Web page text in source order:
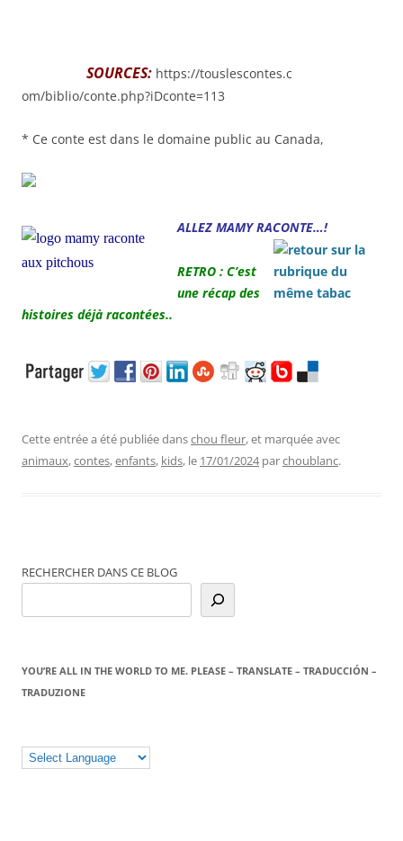
SOURCES: https://touslescontes.c
om/biblio/conte.php?iDconte=113
* Ce conte est dans le domaine public au Canada,
ALLEZ MAMY RACONTE…!
RETRO : C’est
une récap des
histoires déjà racontées..
Cette entrée a été publiée danschou fleur, et marquée avec
animaux,contes,enfants, kids, le 17/01/2024 parchoublanc.
RECHERCHER DANS CE BLOG
YOU’RE ALL IN THE WORLD TO ME. PLEASE – TRANSLATE – TRADUCCIÓN –
TRADUZIONE